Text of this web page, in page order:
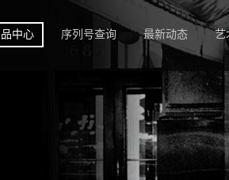
中心 序列号查询 最新动态 艺